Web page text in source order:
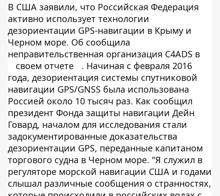
В США заявили, что Российская Федерация
активно использует технологии
дезориентации GPS-навигации в Крыму и
Черном море. Об сообщила
неправительственная организация C4ADS в
своем отчете
. Начиная с февраля 2016
года, дезориентация системы спутниковой
навигации GPS/GNSS была использована
Россией около 10 тысяч раз. Как сообщил
президент Фонда защиты навигации Дейн
Говард, началом для исследования стали
задокументированные доказательства
дезориентации GPS, переданные капитаном
торгового судна в Черном море. "Я служил в
регуляторе морской навигации США и годами
слышал различные сообщения о странностях,